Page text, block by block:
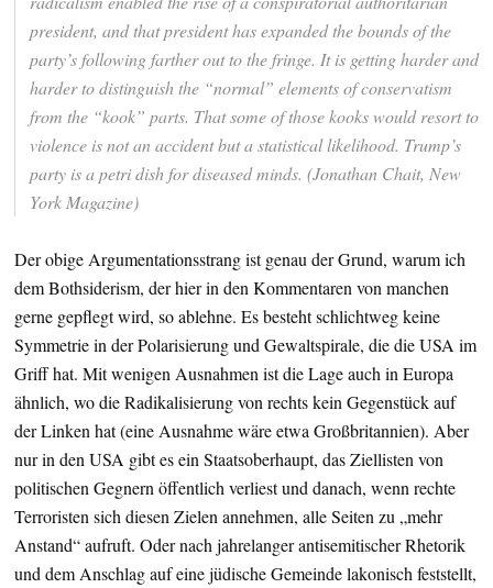
president, and that president has expanded the bounds of the
party’s following farther out to the fringe. It is getting harder and
harder to distinguish the “normal” elements of conservatism
from the “kook” parts. That some of those kooks would resort to
violence is not an accident but a statistical likelihood. Trump’s
party is a petri dish for diseased minds. (Jonathan Chait, New
York Magazine)
Der obige Argumentationsstrang ist genau der Grund, warum ich
dem Bothsiderism, der hier in den Kommentaren von manchen
gerne gepflegt wird, so ablehne. Es besteht schlichtweg keine
Symmetrie in der Polarisierung und Gewaltspirale, die die USA im
Griff hat. Mit wenigen Ausnahmen ist die Lage auch in Europa
ähnlich, wo die Radikalisierung von rechts kein Gegenstück auf
der Linken hat (eine Ausnahme wäre etwa Großbritannien). Aber
nur in den USA gibt es ein Staatsoberhaupt, das Ziellisten von
politischen Gegnern öffentlich verliest und danach, wenn rechte
Terroristen sich diesen Zielen annehmen, alle Seiten zu „mehr
Anstand“ aufruft. Oder nach jahrelanger antisemitischer Rhetorik
und dem Anschlag auf eine jüdische Gemeinde lakonisch feststellt,